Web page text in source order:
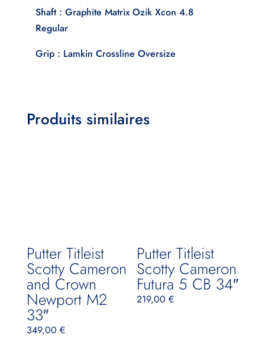
Shaft : Graphite Matrix Ozik Xcon 4.8
Regular
Grip : Lamkin Crossline Oversize
Produits similaires
Putter Titleist
Scotty Cameron
and Crown
Newport M2
33″
349,00 €
Putter Titleist
Scotty Cameron
Futura 5 CB 34″
219,00€